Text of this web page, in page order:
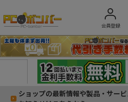
会員登録
ショップの最新情報や製品・サー